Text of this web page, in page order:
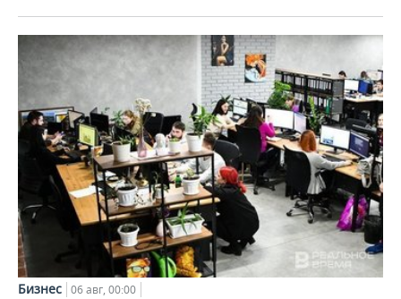
Бизнес 06 авг, 00:00